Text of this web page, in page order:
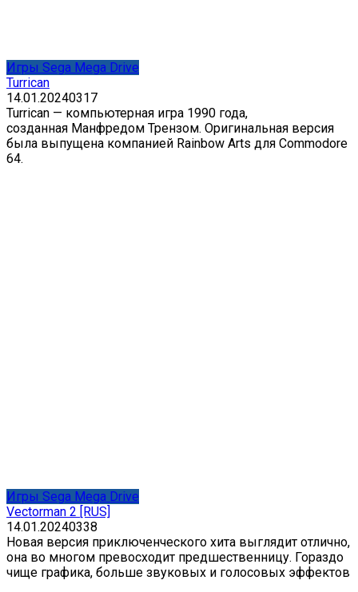
Игры Sega Mega Drive
Turrican
14.01.20240317
Turrican — компьютерная игра 1990 года,
созданная Манфредом Трензом. Оригинальная версия
была выпущена компанией Rainbow Arts для Commodore
64.
Игры Sega Mega Drive
Vectorman 2 [RUS]
14.01.20240338
Новая версия приключенческого хита выглядит отлично,
она во многом превосходит предшественницу. Гораздо
чище графика, больше звуковых и голосовых эффектов